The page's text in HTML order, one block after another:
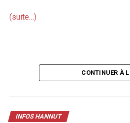
(suite…)
CONTINUER À
INFOS HANNUT